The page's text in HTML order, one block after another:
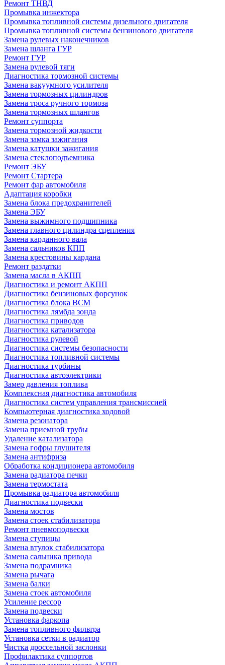
Ремонт ТНВД
Промывка инжектора
Промывка топливной системы дизельного двигателя
Промывка топливной системы бензинового двигателя
Замена рулевых наконечников
Замена шланга ГУР
Ремонт ГУР
Замена рулевой тяги
Диагностика тормозной системы
Замена вакуумного усилителя
Замена тормозных цилиндров
Замена троса ручного тормоза
Замена тормозных шлангов
Ремонт суппорта
Замена тормозной жидкости
Замена замка зажигания
Замена катушки зажигания
Замена стеклоподъемника
Ремонт ЭБУ
Ремонт Стартера
Ремонт фар автомобиля
Адаптация коробки
Замена блока предохранителей
Замена ЭБУ
Замена выжимного подшипника
Замена главного цилиндра сцепления
Замена карданного вала
Замена сальников КПП
Замена крестовины кардана
Ремонт раздатки
Замена масла в АКПП
Диагностика и ремонт АКПП
Диагностика бензиновых форсунок
Диагностика блока BCM
Диагностика лямбда зонда
Диагностика приводов
Диагностика катализатора
Диагностика рулевой
Диагностика системы безопасности
Диагностика топливной системы
Диагностика турбины
Диагностика автоэлектрики
Замер давления топлива
Комплексная диагностика автомобиля
Диагностика систем управления трансмиссией
Компьютерная диагностика ходовой
Замена резонатора
Замена приемной трубы
Удаление катализатора
Замена гофры глушителя
Замена антифриза
Обработка кондиционера автомобиля
Замена радиатора печки
Замена термостата
Промывка радиатора автомобиля
Диагностика подвески
Замена мостов
Замена стоек стабилизатора
Ремонт пневмоподвески
Замена ступицы
Замена втулок стабилизатора
Замена сальника привода
Замена подрамника
Замена рычага
Замена балки
Замена стоек автомобиля
Усиление рессор
Замена подвески
Установка фаркопа
Замена топливного фильтра
Установка сетки в радиатор
Чистка дроссельной заслонки
Профилактика суппортов